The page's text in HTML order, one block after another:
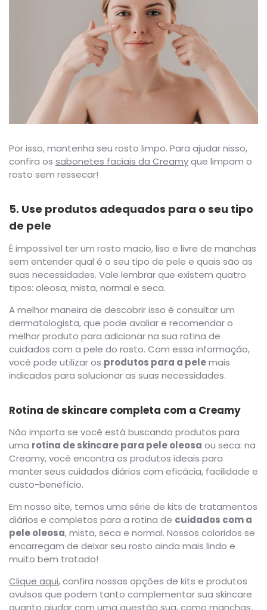
Por isso, mantenha seu rosto limpo. Para ajudar nisso,
confira os sabonetes faciais da Creamyque limpam o
rosto sem ressecar!
5. Use produtos adequados para o seu tipo
de pele
É impossível ter um rosto macio, liso e livre de manchas
sem entender qual é o seu tipo de pele e quais são as
suas necessidades. Vale lembrar que existem quatro
tipos: oleosa, mista, normal e seca.
A melhor maneira de descobrir isso é consultar um
dermatologista, que pode avaliar e recomendar o
melhor produto para adicionar na sua rotina de
cuidados com a pele do rosto. Com essa informação,
você pode utilizar os produtos para a pelemais
indicados para solucionar as suas necessidades.
Rotina de skincare completa com a Creamy
Não importa se você está buscando produtos para
uma rotina de skincare para pele oleosa ou seca: na
Creamy, você encontra os produtos ideais para
manter seus cuidados diários com eficácia, facilidade e
custo-benefício.
Em nosso site, temos uma série de kits de tratamentos
diários e completos para a rotina de cuidados com a
pele oleosa, mista, seca e normal. Nossos coloridos se
encarregam de deixar seu rosto ainda mais lindo e
muito bem tratado!
Clique aqui, confira nossas opções de kits e produtos
avulsos que podem tanto complementar sua skincare